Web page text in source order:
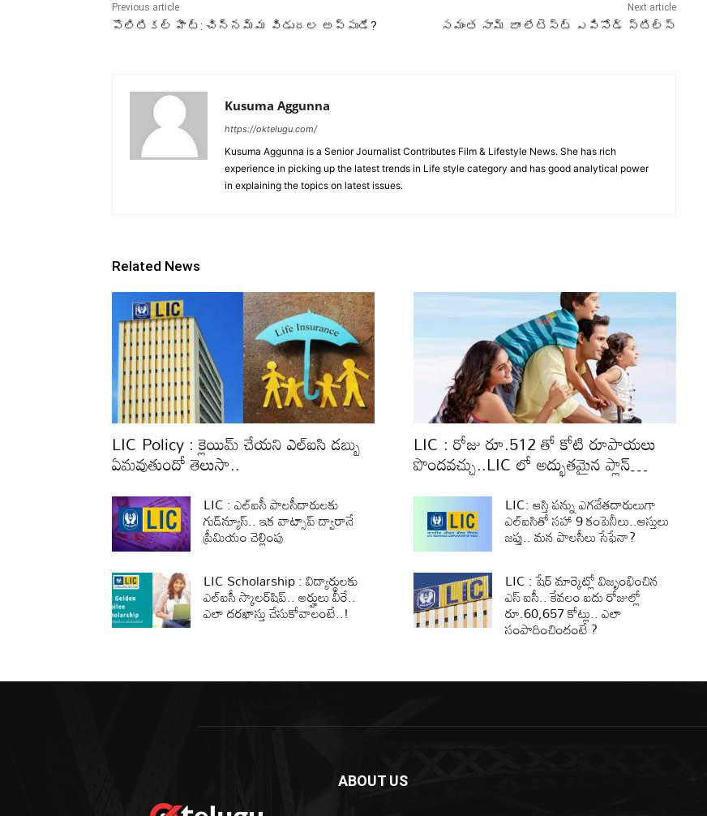
Previous article
పొలిటికల్ హీట్: చిన్నమ్మ విడుదల అప్పుడే?
Next article
సమంత సామ్ జాం లేటెస్ట్ ఎపిసోడ్ స్టిల్స్
Kusuma Aggunna
https://oktelugu.com/
Kusuma Aggunna is a Senior Journalist Contributes Film & Lifestyle News. She has rich
experience in picking up the latest trends in Life style category and has good analytical power
in explaining the topics on latest issues.
Related News
LIC Policy : క్లెయిమ్ చేయని ఎల్ఐసి డబ్బు
ఏమవుతుందో తెలుసా..
LIC : రోజు రూ.512 తో కోటి రూపాయలు
పొందవచ్చు..LIC లో అద్భుతమైన ప్లాన్…
LIC : ఎల్ఐసీ పాలసీదారులకు
గుడ్‌న్యూస్.. ఇక వాట్సాప్ ద్వారానే
ప్రీమియం చెల్లింపు
LIC: ఆస్తి పన్ను ఎగవేతదారులుగా
ఎల్‌ఐసితో సహా 9 కంపెనీలు..ఆస్తులు
జప్తు.. మన పాలసీలు సేఫేనా?
LIC Scholarship : విద్యార్థులకు
ఎల్‌ఐసీ స్కాలర్‌షిప్‌.. అర్హులు వీరే..
ఎలా దరఖాస్తు చేసుకోవాలంటే..!
LIC : షేర్ మార్కెట్లో విజృంభించిన
ఎస్ ఐసీ.. కేవలం ఐదు రోజుల్లో
రూ.60,657 కోట్లు.. ఎలా
సంపాదించిందంటే ?
ABOUT US